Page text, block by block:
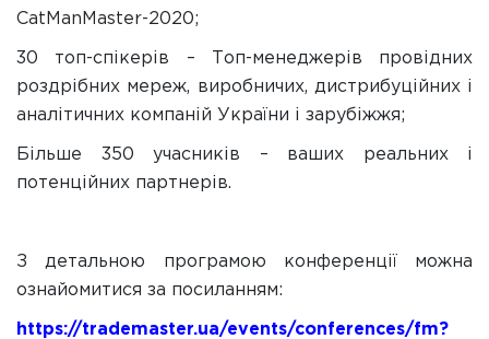
CatManMaster-2020;
30 топ-спікерів – Топ-менеджерів провідних
роздрібних мереж, виробничих, дистрибуційних і
аналітичних компаній України і зарубіжжя;
Більше 350 учасників – ваших реальних і
потенційних партнерів.
З детальною програмою конференції можна
ознайомитися за посиланням:
https://trademaster.ua/events/conferences/fm?